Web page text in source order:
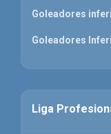
Goleadores
Goleadores
Liga